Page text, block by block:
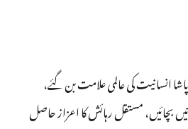
انسانیت کی عالمی علامت بن گئے،
بچائیں، مستقل رہائش کا اعزاز حاصل